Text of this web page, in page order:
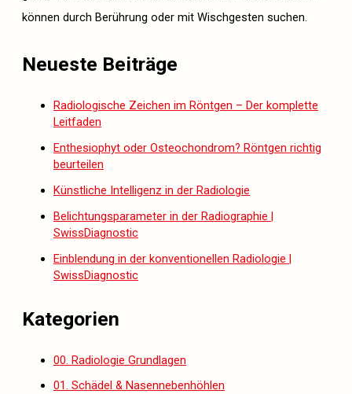
können durch Berührung oder mit Wischgesten suchen.
Neueste Beiträge
Radiologische Zeichen im Röntgen – Der komplette
Leitfaden
Enthesiophyt oder Osteochondrom? Röntgen richtig
beurteilen
Künstliche Intelligenz in der Radiologie
Belichtungsparameter in der Radiographie |
SwissDiagnostic
Einblendung in der konventionellen Radiologie |
SwissDiagnostic
Kategorien
00. Radiologie Grundlagen
01. Schädel & Nasennebenhöhlen